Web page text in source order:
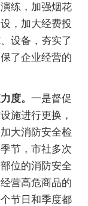
练，加强烟花
，加大经费投
设备，夯实了
了企业经营的
度。一是督促
施进行更换，
大消防安全检
节，市社多次
位的消防安全
营高危商品的
节日和季度都